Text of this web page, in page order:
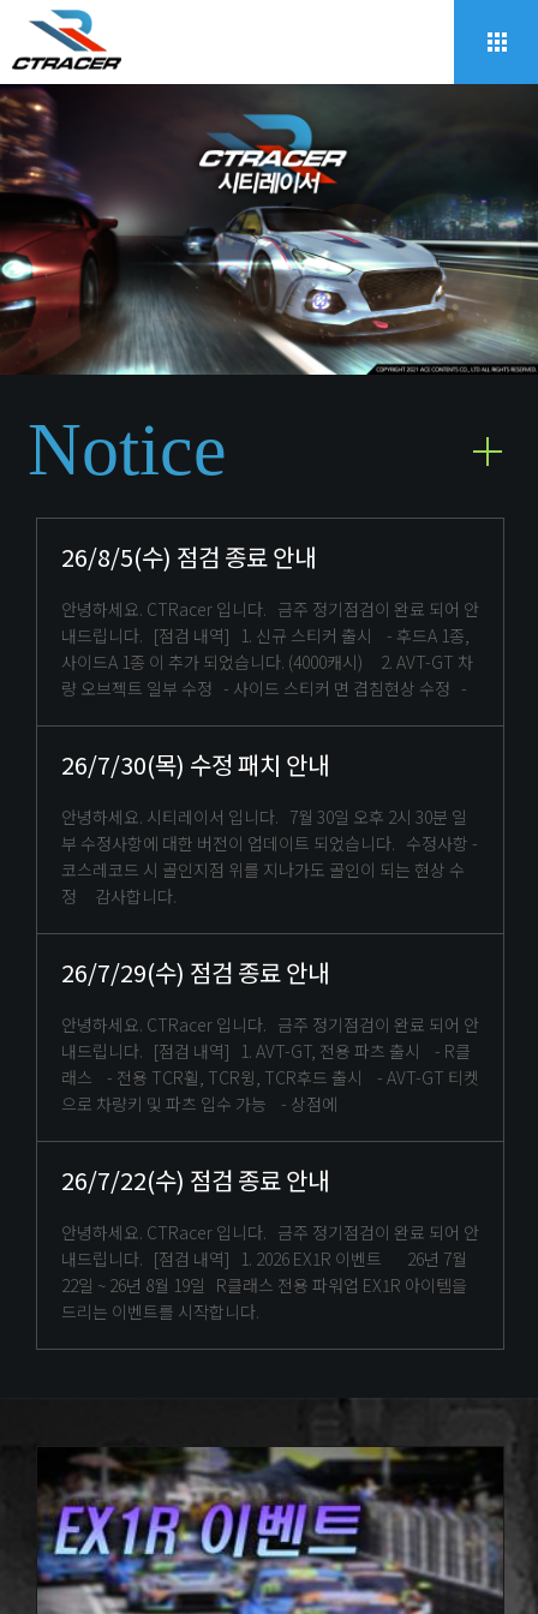
Notice
26/8/5(수) 점검 종료 안내
안녕하세요. CTRacer 입니다. 금주 정기점검이 완료 되어 안
내드립니다. [점검 내역] 1. 신규 스티커 출시 - 후드A 1종,
사이드A 1종 이 추가 되었습니다. (4000캐시) 2. AVT-GT 차
량 오브젝트 일부 수정 - 사이드 스티커 면 겹침현상 수정 -
26/7/30(목) 수정 패치 안내
안녕하세요. 시티레이서 입니다. 7월 30일 오후 2시 30분 일
부 수정사항에 대한 버전이 업데이트 되었습니다. 수정사항 -
코스레코드 시 골인지점 위를 지나가도 골인이 되는 현상 수
정 감사합니다.
26/7/29(수) 점검 종료 안내
안녕하세요. CTRacer 입니다. 금주 정기점검이 완료 되어 안
내드립니다. [점검 내역] 1. AVT-GT, 전용 파츠 출시 - R클
래스 - 전용 TCR휠, TCR윙, TCR후드 출시 - AVT-GT 티켓
으로 차량키 및 파츠 입수 가능 - 상점에
26/7/22(수) 점검 종료 안내
안녕하세요. CTRacer 입니다. 금주 정기점검이 완료 되어 안
내드립니다. [점검 내역] 1. 2026 EX1R 이벤트 26년 7월
22일 ~ 26년 8월 19일 R클래스 전용 파워업 EX1R 아이템을